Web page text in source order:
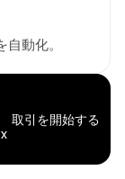
動化。
取引を開始する